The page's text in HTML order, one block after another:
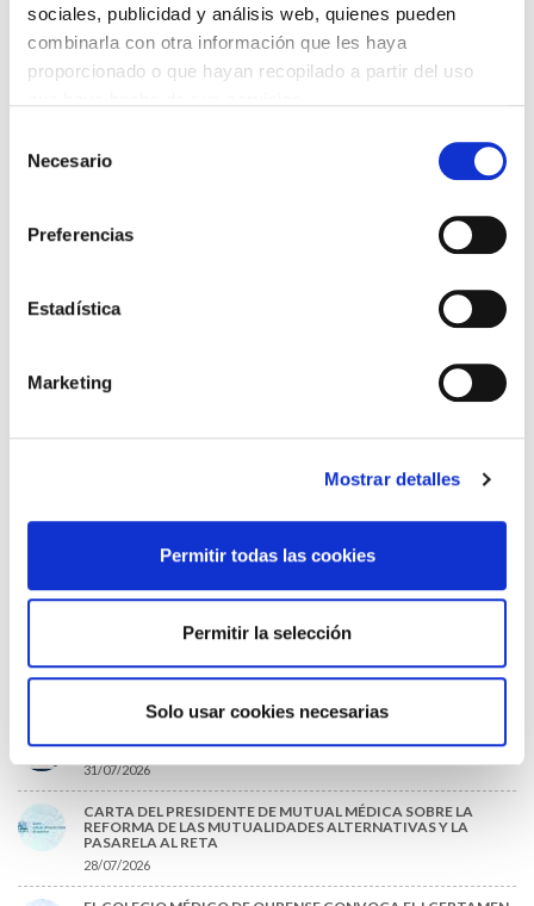
sociales, publicidad y análisis web, quienes pueden
combinarla con otra información que les haya
proporcionado o que hayan recopilado a partir del uso
Necesario
Preferencias
Estadística
Marketing
Mostrar detalles
Permitir todas las cookies
Permitir la selección
Solo usar cookies necesarias
Volver
Compartir en:
LABOR DE LOS TUTORES DE RESIDENTES
AL PACTO DE ESTADO FRENTE A LA EMERGENCIA CLIMÁTICA
2026
31/07/2026
CARTA DEL PRESIDENTE DE MUTUAL MÉDICA SOBRE LA
REFORMA DE LAS MUTUALIDADES ALTERNATIVAS Y LA
PASARELA AL RETA
28/07/2026